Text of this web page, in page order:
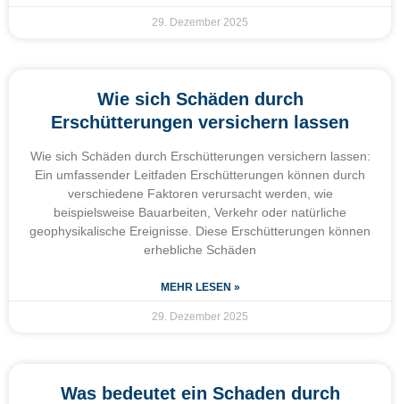
29. Dezember 2025
Wie sich Schäden durch
Erschütterungen versichern lassen
Wie sich Schäden durch Erschütterungen versichern lassen:
Ein umfassender Leitfaden Erschütterungen können durch
verschiedene Faktoren verursacht werden, wie
beispielsweise Bauarbeiten, Verkehr oder natürliche
geophysikalische Ereignisse. Diese Erschütterungen können
erhebliche Schäden
MEHR LESEN »
29. Dezember 2025
Was bedeutet ein Schaden durch